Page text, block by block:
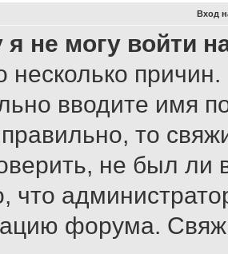
Вход
я не могу войти
несколько
вводите имя
правильно, то
не был ли
что
форума.